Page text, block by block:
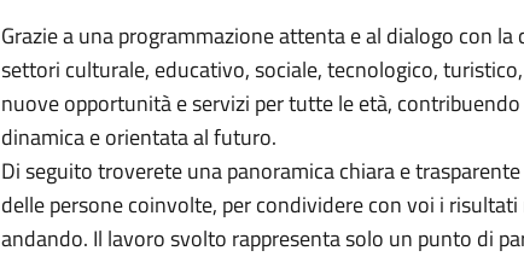
Grazie a una programmazione attenta e al dialogo con
settori culturale, educativo, sociale, tecnologico,
nuove opportunità e servizi per tutte le età,
dinamica e orientata al futuro.
Di seguito troverete una panoramica chiara e
delle persone coinvolte, per condividere con voi i
andando. Il lavoro svolto rappresenta solo un punto di